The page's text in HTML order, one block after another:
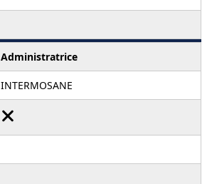
Administratrice
INTERMOSANE